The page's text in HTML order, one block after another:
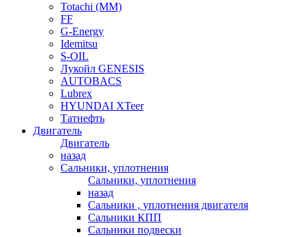
Totachi (MM)
FF
G-Energy
Idemitsu
S-OIL
Лукойл GENESIS
AUTOBACS
Lubrex
HYUNDAI XTeer
Татнефть
Двигатель
Двигатель
назад
Сальники, уплотнения
Сальники, уплотнения
назад
Сальники , уплотнения двигателя
Сальники КПП
Сальники подвески